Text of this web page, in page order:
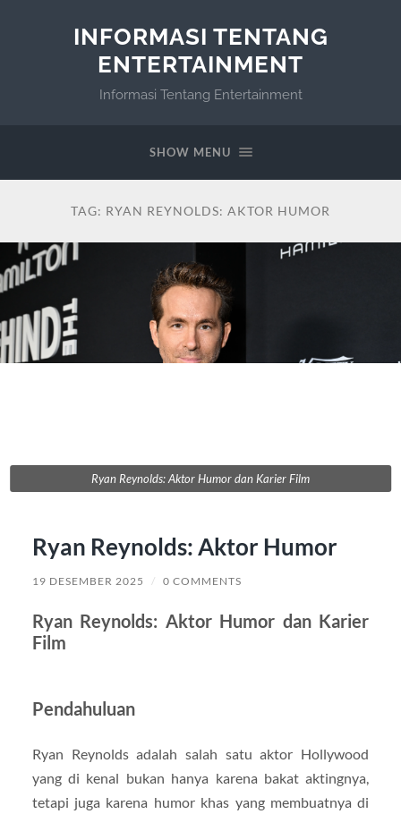
INFORMASI TENTANG
ENTERTAINMENT
Informasi Tentang Entertainment
SHOW MENU
TAG: RYAN REYNOLDS: AKTOR HUMOR
Ryan Reynolds: Aktor Humor dan Karier Film
Ryan Reynolds: Aktor Humor
19 DESEMBER 2025 / 0 COMMENTS
Ryan Reynolds: Aktor Humor dan Karier
Film
Pendahuluan
Ryan Reynolds adalah salah satu aktor Hollywood
yang di kenal bukan hanya karena bakat aktingnya,
tetapi juga karena humor khas yang membuatnya di